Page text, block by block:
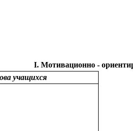
Ι. Мотивационно -
учащихся